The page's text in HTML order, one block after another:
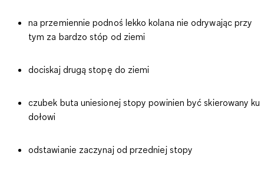
na przemiennie podnoś lekko kolana nie odrywając przy
tym za bardzo stóp od ziemi
dociskaj drugą stopę do ziemi
czubek buta uniesionej stopy powinien być skierowany ku
dołowi
odstawianie zaczynaj od przedniej stopy